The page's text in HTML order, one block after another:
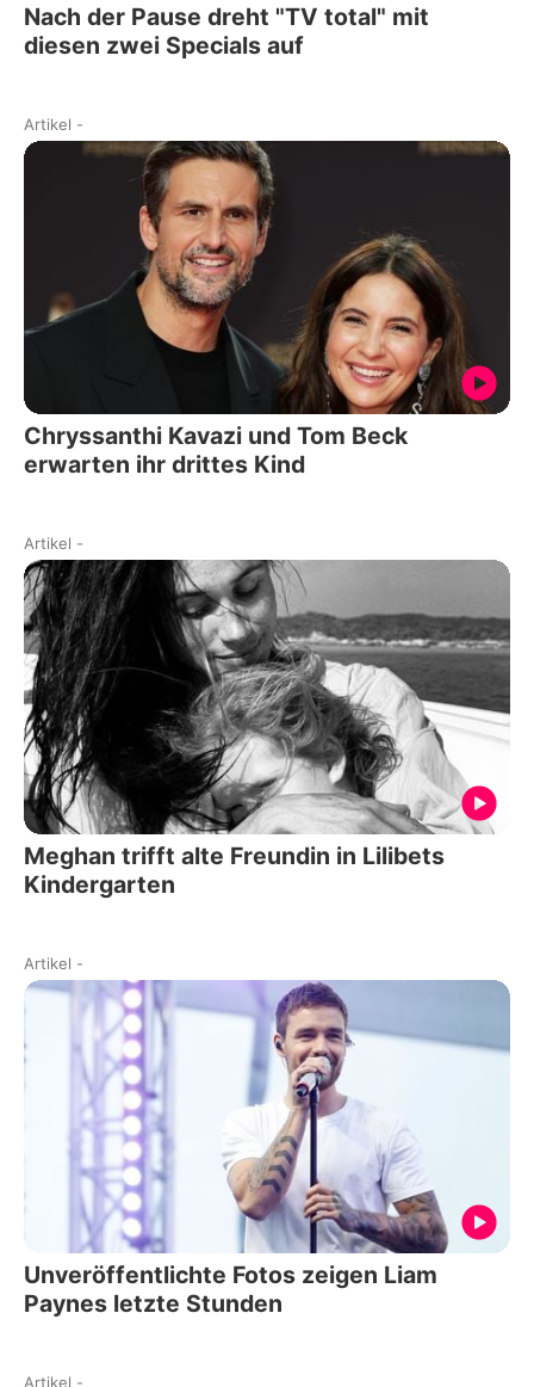
Nach der Pause dreht "TV total" mit
diesen zwei Specials auf
Artikel -
Chryssanthi Kavazi und Tom Beck
erwarten ihr drittes Kind
Artikel -
Meghan trifft alte Freundin in Lilibets
Kindergarten
Artikel -
Unveröffentlichte Fotos zeigen Liam
Paynes letzte Stunden
Artikel -